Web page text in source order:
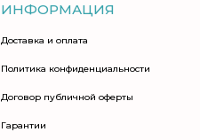
ИНФОРМАЦИЯ
Доставка и оплата
Политика конфиденциальности
Договор публичной оферты
Гарантии